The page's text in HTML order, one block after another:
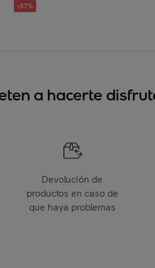
-37%
a hacerte
Devolución de
productos en caso de
que haya problemas